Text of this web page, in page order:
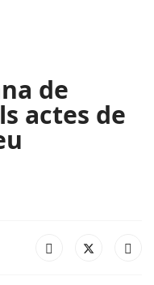
de
actes de